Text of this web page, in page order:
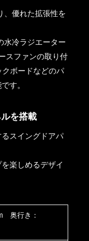
、優れた拡張性を
水冷ラジエーター
スファンの取り付
ボードなどのパ
す。
を搭載
スイングドアパ
楽しめるデザイ
奥行き：